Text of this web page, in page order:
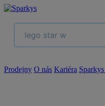
Prodejny O nás Kariéra